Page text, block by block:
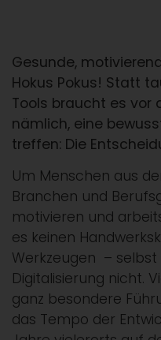
Gesunde,
Hokus Pokus! Statt
Tools braucht es vor
nämlich, eine
treffen: Die
Um Menschen aus
Branchen und
motivieren und
es keinen
Werkzeugen –
Digitalisierung nicht.
ganz besondere
das Tempo der